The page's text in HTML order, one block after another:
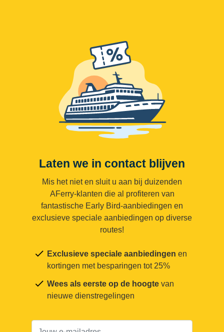
Laten we in contact blijven
Mis het niet en sluit u aan bij duizenden
AFerry-klanten die al profiteren van
fantastische Early Bird-aanbiedingen en
exclusieve speciale aanbiedingen op diverse
routes!
Exclusieve speciale aanbiedingen en
kortingen met besparingen tot 25%
Wees als eerste op de hoogte van
nieuwe dienstregelingen